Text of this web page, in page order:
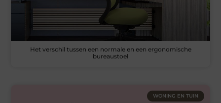
Het verschil tussen een normale en een ergonomische
bureaustoel
WONING EN TUIN